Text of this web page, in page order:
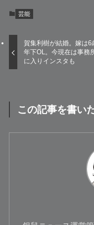
芸能
賀集利樹が結婚。嫁は6
年下OL。今現在は事務
に入りインスタも
この記事を書い